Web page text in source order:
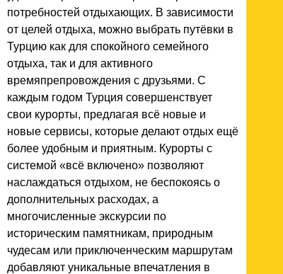
потребностей отдыхающих. В зависимости
от целей отдыха, можно выбрать путёвки в
Турцию как для спокойного семейного
отдыха, так и для активного
времяпрепровождения с друзьями. С
каждым годом Турция совершенствует
свои курорты, предлагая всё новые и
новые сервисы, которые делают отдых ещё
более удобным и приятным. Курорты с
системой «всё включено» позволяют
наслаждаться отдыхом, не беспокоясь о
дополнительных расходах, а
многочисленные экскурсии по
историческим памятникам, природным
чудесам или приключенческим маршрутам
добавляют уникальные впечатления в